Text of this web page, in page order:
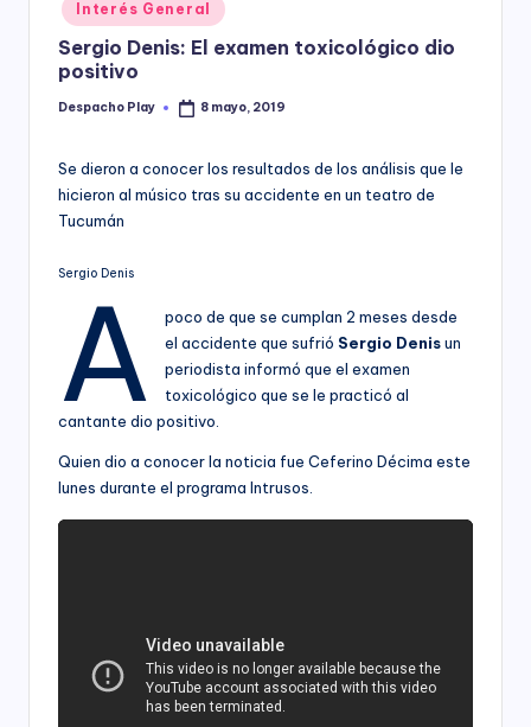
y
in
Interés General
Sergio Denis: El examen toxicológico dio
positivo
Posted
Despacho Play 8 mayo, 2019
Se dieron a conocer los resultados de los análisis que le
hicieron al músico tras su accidente en un teatro de
Tucumán
Sergio Denis
A
poco de que se cumplan 2 meses desde
el accidente que sufrió Sergio Denisun
periodista informó que el examen
toxicológico que se le practicó al
cantante dio positivo.
Quien dio a conocer la noticia fue Ceferino Décima este
lunes durante el programa Intrusos.